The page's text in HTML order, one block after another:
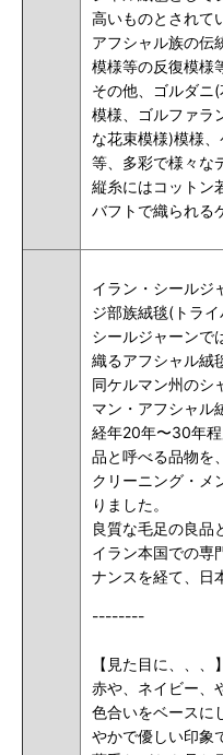
高いものとされて
アフシャル族の伝
模様等の反復模様
その他、ゴルダニ
模様、ゴルファラ
な花束模様)模様
等、多彩で様々な
縦糸にはコットン
バフトで織られる
イラン・シールジ
ジ部族絨毯(トライ
シールジャーンで
織るアフシャル絨
同ケルマン州のシ
マン・アフシャル
経年20年〜30年
品と呼べる品物を、
クリーニング・メ
りました。
良質な毛足の良品
イラン本国での専
ナンスを経て、日
--------
【見た目に、、、】
赤や、ネイビー、
色合いをベースに
やかで優しい印象